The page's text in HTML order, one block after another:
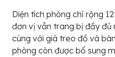
Diện tích phòng chỉ rộng
đơn vị vẫn trang bị đầy đủ
cùng với giá treo đồ và
phòng còn được bổ sung